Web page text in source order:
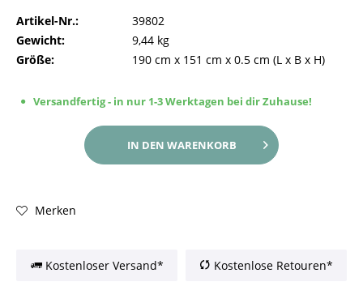
Artikel-Nr.:
39802
Gewicht:
9,44 kg
Größe:
190 cm x 151 cm x 0.5 cm (L x B x H)
Versandfertig - in nur 1-3 Werktagen bei dir Zuhause!
IN DEN WARENKORB
Merken
Kostenloser Versand* Kostenlose Retouren*